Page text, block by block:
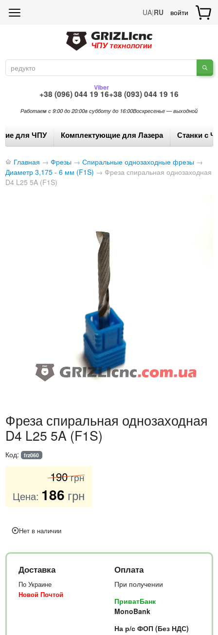
UA|RU войти
+38 (096) 044 19 16
Viber
+38 (093) 044 19 16
Работаем с 9:00 до 20:00в субботу до 16:00Воскресенье — выходной
для ЧПУ Комплектующие для Лазера Станки с
Главная → Фрезы → Спиральные однозаходные фрезы →
Диаметр 3,175 - 6 мм (F1S) → Фреза спиральная однозаходная
D4 L25 5A (F1S)
Фреза спиральная однозаходная
D4 L25 5A (F1S)
Код: frz060
190 грн
Цена: 186 грн
Нет в наличии
Доставка
По Украине
Новой Почтой
Оплата
При получении
ПриватБанк
MonoBank
На р/с ФОП (Без НДС)